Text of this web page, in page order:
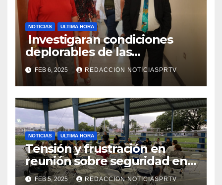
NOTICIAS ULTIMA HORA
Investigaran condiciones
deplorables de las
facilidades el Departamento
de la Salud en Mayagüez
FEB 6, 2025 REDACCION NOTICIASPRTV
NOTICIAS ULTIMA HORA
Tensión y frustración en
reunión sobre seguridad en
Reparto Metropolitano
FEB 5, 2025 REDACCION NOTICIASPRTV